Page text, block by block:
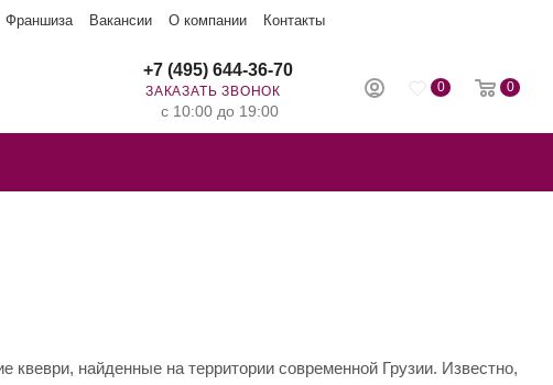
Франшиза Вакансии О компании Контакты
0 0
+7 (495) 644-36-70
ЗАКАЗАТЬ ЗВОНОК
с 10:00 до 19:00
найденные на территории современной Грузии. Известно,